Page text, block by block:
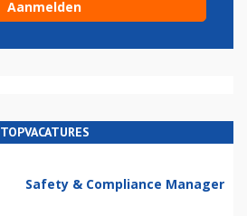
TOPVACATURES
Safety & Compliance Manager